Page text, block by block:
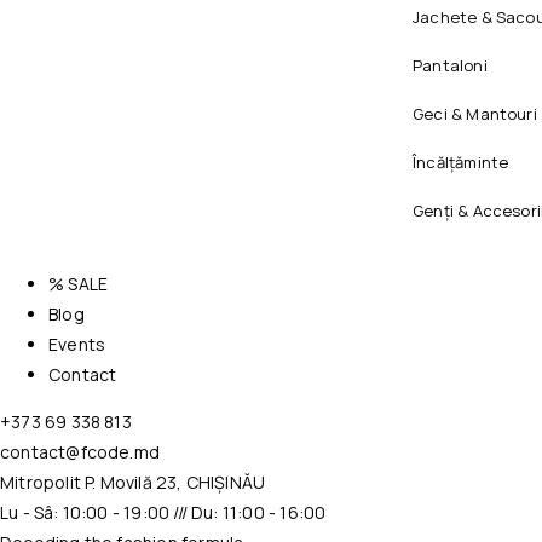
Jachete &
Pantaloni
Geci & Mantouri
Încălțăminte
Genți &
% SALE
Blog
Events
Contact
+373 69 338 813
contact@fcode.md
Mitropolit P. Movilă 23, CHIȘINĂU
Lu - Sâ: 10:00 - 19:00 /// Du: 11:00 - 16:00